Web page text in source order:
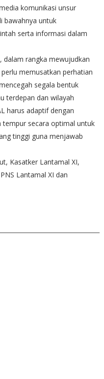
komunikasi unsur
bawahnya untuk
serta informasi dalam
dalam rangka mewujudkan
memusatkan perhatian
segala bentuk
terdepan dan wilayah
harus adaptif dengan
tempur secara optimal untuk
tinggi guna menjawab
Kasatker Lantamal XI,
Lantamal XI dan